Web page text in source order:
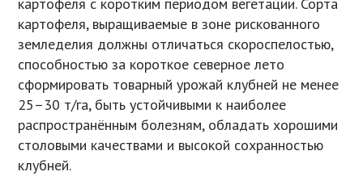
картофеля с коротким периодом вегетации. Сорта
картофеля, выращиваемые в зоне рискованного
земледелия должны отличаться скороспелостью,
способностью за короткое северное лето
сформировать товарный урожай клубней не менее
25–30 т/га, быть устойчивыми к наиболее
распространённым болезням, обладать хорошими
столовыми качествами и высокой сохранностью
клубней.